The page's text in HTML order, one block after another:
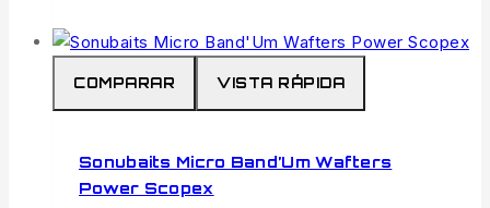
COMPARAR VISTA RÁPIDA
Sonubaits Micro Band’Um Wafters
Power Scopex